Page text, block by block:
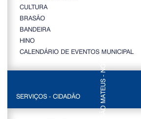
CULTURA
BRASÃO
BANDEIRA
HINO
CALENDÁRIO DE EVENTOS MUNICIPAL
SERVIÇOS - CIDADÃO